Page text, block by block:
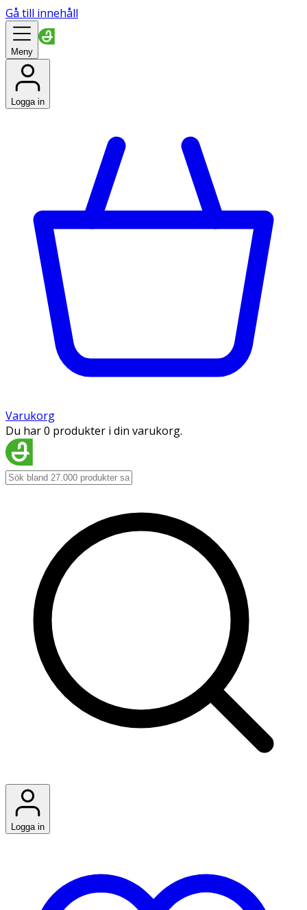
Gå till innehåll
Meny
Logga in
Varukorg
Du har 0 produkter i din varukorg.
Logga in